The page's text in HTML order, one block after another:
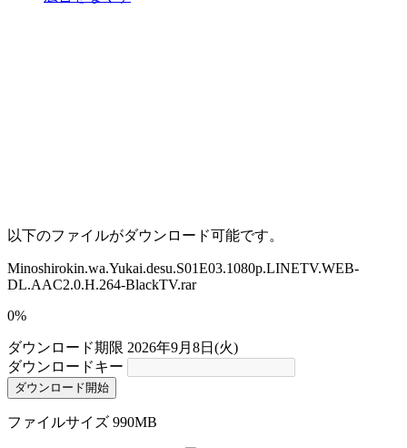
以下のファイルがダウンロード可能です。
Minoshirokin.wa.Yukai.desu.S01E03.1080p.LINETV.WEB-
DL.AAC2.0.H.264-BlackTV.rar
0%
ダウンロード期限 2026年9月8日(火)
ダウンロードキー
ダウンロード開始
ファイルサイズ 990MB